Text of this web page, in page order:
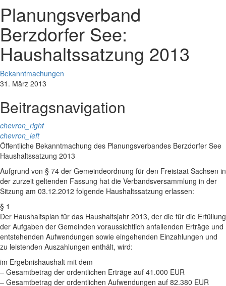
Planungsverband
Berzdorfer See:
Haushaltssatzung 2013
Bekanntmachungen
31. März 2013
Beitragsnavigation
chevron_right
chevron_left
Öffentliche Bekanntmachung des Planungsverbandes Berzdorfer See
Haushaltssatzung 2013
Aufgrund von § 74 der Gemeindeordnung für den Freistaat Sachsen in
der zurzeit geltenden Fassung hat die Verbandsversammlung in der
Sitzung am 03.12.2012 folgende Haushaltssatzung erlassen:
§ 1
Der Haushaltsplan für das Haushaltsjahr 2013, der die für die Erfüllung
der Aufgaben der Gemeinden voraussichtlich anfallenden Erträge und
entstehenden Aufwendungen sowie eingehenden Einzahlungen und
zu leistenden Auszahlungen enthält, wird:
im Ergebnishaushalt mit dem
– Gesamtbetrag der ordentlichen Erträge auf 41.000 EUR
– Gesamtbetrag der ordentlichen Aufwendungen auf 82.380 EUR